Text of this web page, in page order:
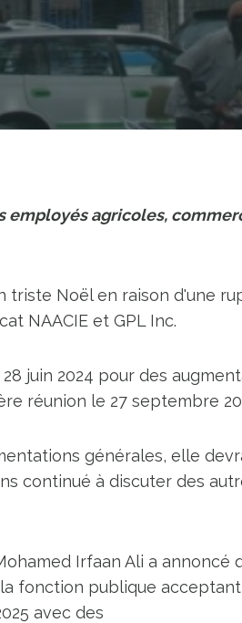
employés agricoles,
triste Noël en raison d'une
NAACIE et GPL Inc.
juin 2024 pour des
réunion le 27 septembre
générales, elle
continué à discuter des
Irfaan Ali a annoncé
fonction publique
avec des